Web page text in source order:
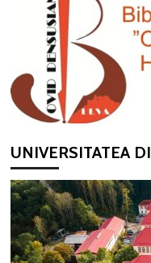
UNIVERSITATEA